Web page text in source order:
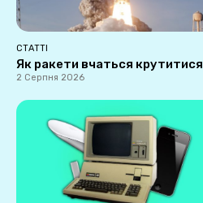
СТАТТІ
Як ракети вчаться крутитися
2 Серпня 2026